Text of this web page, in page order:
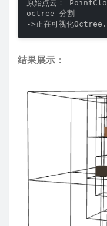
原始点云：
octree 分割
->正在可视化
结果展示：